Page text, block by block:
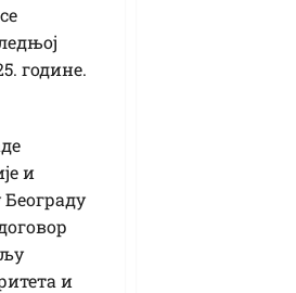
године.
и
и